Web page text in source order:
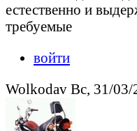
естественно и
требуемые
войти
Wolkodav Вс, 31/03/